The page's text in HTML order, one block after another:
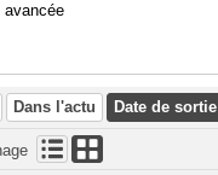
avancée
Dans l'actu Date de sortie